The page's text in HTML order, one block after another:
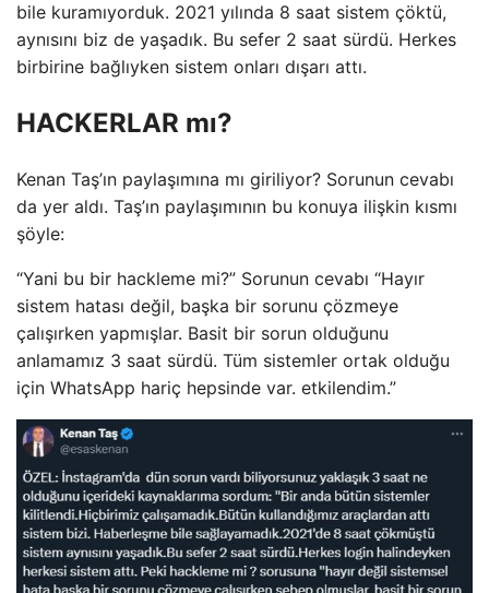
bile kuramıyorduk. 2021 yılında 8 saat sistem çöktü,
aynısını biz de yaşadık. Bu sefer 2 saat sürdü. Herkes
birbirine bağlıyken sistem onları dışarı attı.
HACKERLAR mı?
Kenan Taş’ın paylaşımına mı giriliyor? Sorunun cevabı
da yer aldı. Taş’ın paylaşımının bu konuya ilişkin kısmı
şöyle:
“Yani bu bir hackleme mi?” Sorunun cevabı “Hayır
sistem hatası değil, başka bir sorunu çözmeye
çalışırken yapmışlar. Basit bir sorun olduğunu
anlamamız 3 saat sürdü. Tüm sistemler ortak olduğu
için WhatsApp hariç hepsinde var. etkilendim.”